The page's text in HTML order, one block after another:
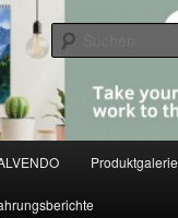
Produktgalerie